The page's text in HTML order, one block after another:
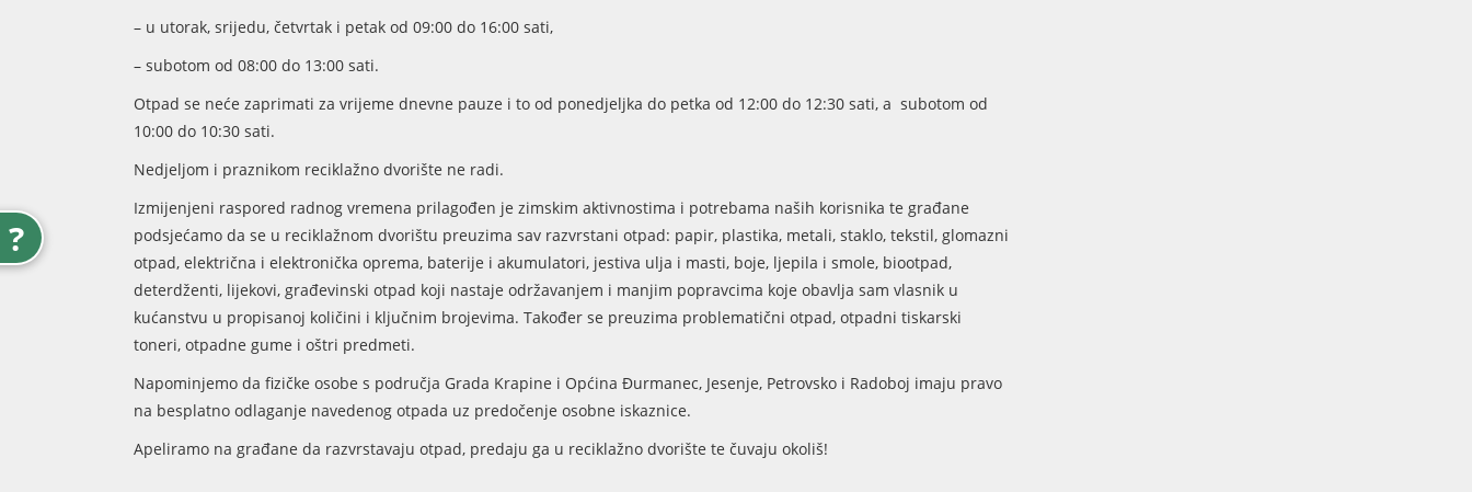
?
– u utorak, srijedu, četvrtak i petak od 09:00 do 16:00 sati,
– subotom od 08:00 do 13:00 sati.
Otpad se neće zaprimati za vrijeme dnevne pauze i to od ponedjeljka do petka od 12:00 do 12:30 sati, a subotom od
10:00 do 10:30 sati.
Nedjeljom i praznikom reciklažno dvorište ne radi.
Izmijenjeni raspored radnog vremena prilagođen je zimskim aktivnostima i potrebama naših korisnika te građane
podsjećamo da se u reciklažnom dvorištu preuzima sav razvrstani otpad: papir, plastika, metali, staklo, tekstil, glomazni
otpad, električna i elektronička oprema, baterije i akumulatori, jestiva ulja i masti, boje, ljepila i smole, biootpad,
deterdženti, lijekovi, građevinski otpad koji nastaje održavanjem i manjim popravcima koje obavlja sam vlasnik u
kućanstvu u propisanoj količini i ključnim brojevima. Također se preuzima problematični otpad, otpadni tiskarski
toneri, otpadne gume i oštri predmeti.
Napominjemo da fizičke osobe s područja Grada Krapine i Općina Đurmanec, Jesenje, Petrovsko i Radoboj imaju pravo
na besplatno odlaganje navedenog otpada uz predočenje osobne iskaznice.
Apeliramo na građane da razvrstavaju otpad, predaju ga u reciklažno dvorište te čuvaju okoliš!